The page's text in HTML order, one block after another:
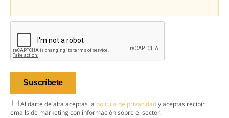
Al darte de alta aceptas la política de privacidady aceptas recibir
emails de marketing con información sobre el sector.